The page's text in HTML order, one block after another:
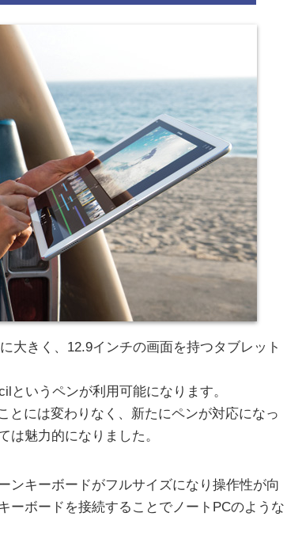
大きく、12.9インチの画面を持つタブレット
というペンが利用可能になります。
とには変わりなく、新たにペンが対応になっ
は魅力的になりました。
ンキーボードがフルサイズになり操作性が向
ーボードを接続することでノートPCのような